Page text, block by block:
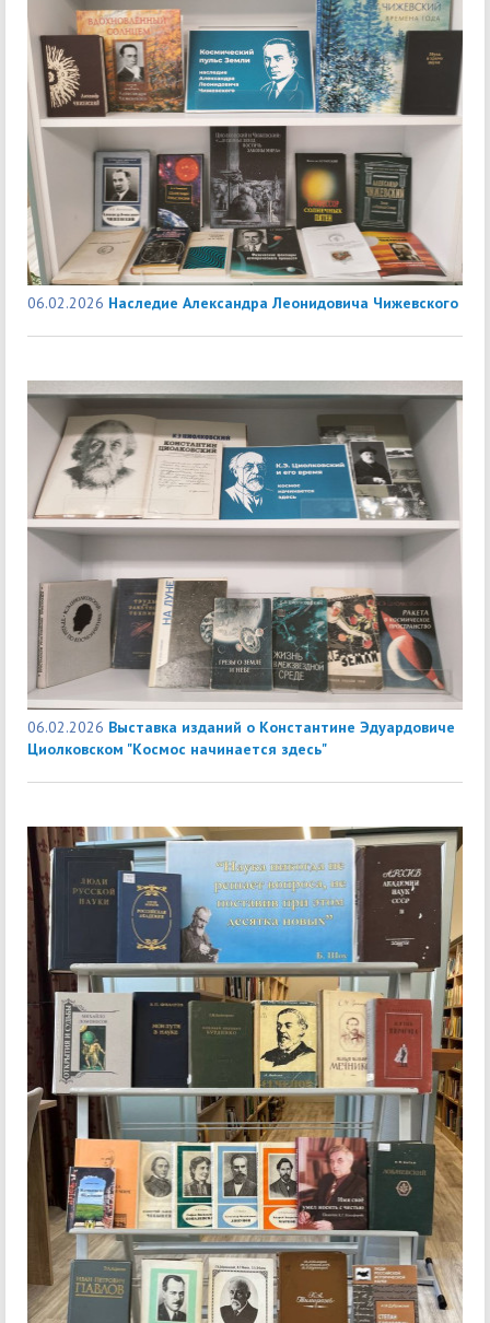
06.02.2026 Наследие Александра Леонидовича Чижевского
06.02.2026 Выставка изданий о Константине Эдуардовиче
Циолковском "Космос начинается здесь"